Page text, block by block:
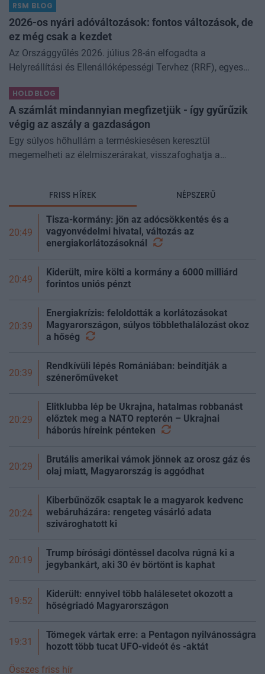
különösen nagy...
RSM BLOG
2026-os nyári adóváltozások: fontos változások, de
ez még csak a kezdet
Az Országgyűlés 2026. július 28-án elfogadta a
Helyreállítási és Ellenállóképességi Tervhez (RRF), egyes
kapcsolódó adóintézkedésekről, v
HOLDBLOG
A számlát mindannyian megfizetjük - így gyűrűzik
végig az aszály a gazdaságon
Egy súlyos hőhullám a terméskiesésen keresztül
megemelheti az élelmiszerárakat, visszafoghatja a
FRISS HÍREK NÉPSZERŰ
20:49
Tisza-kormány: jön az adócsökkentés és a
vagyonvédelmi hivatal, változás az
energiakorlátozásoknál
20:49
Kiderült, mire költi a kormány a 6000 milliárd
forintos uniós pénzt
20:39
Energiakrízis: feloldották a korlátozásokat
Magyarországon, súlyos többlethalálozást okoz
a hőség
20:39
Rendkívüli lépés Romániában: beindítják a
szénerőműveket
20:29
Elitklubba lép be Ukrajna, hatalmas robbanást
előztek meg a NATO repterén – Ukrajnai
háborús híreink pénteken
20:29
Brutális amerikai vámok jönnek az orosz gáz és
olaj miatt, Magyarország is aggódhat
20:24
Kiberbűnözők csaptak le a magyarok kedvenc
webáruházára: rengeteg vásárló adata
szivároghatott ki
20:19
Trump bírósági döntéssel dacolva rúgná ki a
jegybankárt, aki 30 év börtönt is kaphat
19:52
Kiderült: ennyivel több halálesetet okozott a
hőségriadó Magyarországon
19:31
Tömegek vártak erre: a Pentagon nyilvánosságra
hozott több tucat UFO-videót és -aktát
Összes friss hír